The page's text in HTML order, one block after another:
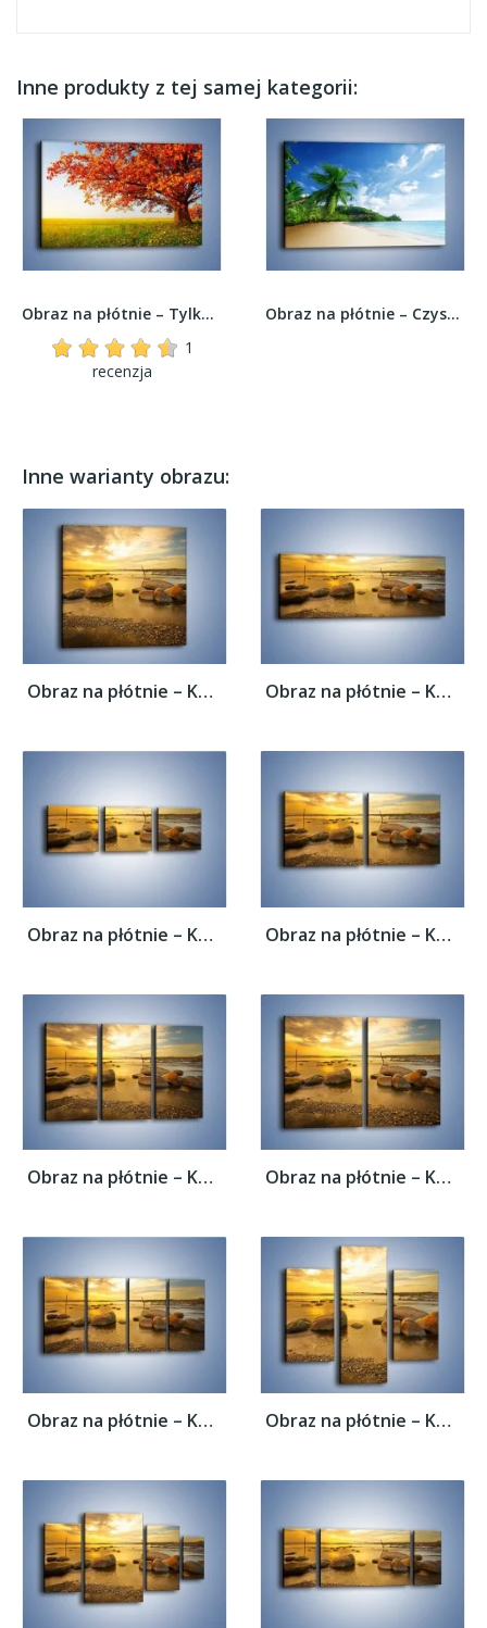
Inne produkty z tej samej kategorii:
Obraz na płótnie – Tylko ciemny pomarańcz na...
1
recenzja
Obraz na płótnie – Czystość rajskiej plaży –...
Inne warianty obrazu:
Obraz na płótnie – Kamienie duże i małe –... Obraz na płótnie – Kamienie duże i małe –...
Obraz na płótnie – Kamienie duże i małe –... Obraz na płótnie – Kamienie duże i małe –...
Obraz na płótnie – Kamienie duże i małe –... Obraz na płótnie – Kamienie duże i małe –...
Obraz na płótnie – Kamienie duże i małe –... Obraz na płótnie – Kamienie duże i małe –...